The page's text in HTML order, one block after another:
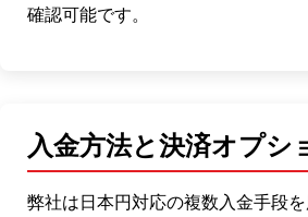
確認可能です。
入金方法と決済オプシ
弊社は日本円対応の複数入金手段を